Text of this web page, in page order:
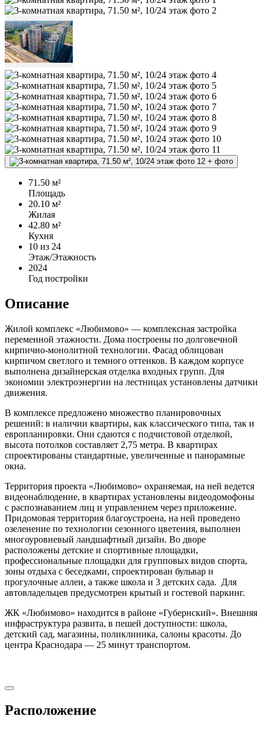
+ фото
71.50 м²
Площадь
20.10 м²
Жилая
42.80 м²
Кухня
10 из 24
Этаж/Этажность
2024
Год постройки
Описание
Жилой комплекс «Любимово» — комплексная застройка
переменной этажности. Дома построены по долговечной
кирпично-монолитной технологии. Фасад облицован
кирпичом светлого и темного оттенков. В каждом корпусе
выполнена дизайнерская отделка входных групп. Для
экономии электроэнергии на лестницах установлены датчики
движения.
В комплексе предложено множество планировочных
решений: в наличии квартиры, как классического типа, так и
европланировки. Они сдаются с подчистовой отделкой,
высота потолков составляет 2,75 метра. В квартирах
спроектированы стандартные, увеличенные и панорамные
окна.
Территория проекта «Любимово» охраняемая, на ней ведется
видеонаблюдение, в квартирах установлены видеодомофоны
с распознаванием лиц и управлением через приложение.
Придомовая территория благоустроена, на ней проведено
озеленение по технологии сезонного цветения, выполнен
многоуровневый ландшафтный дизайн. Во дворе
расположены детские и спортивные площадки,
профессиональные площадки для групповых видов спорта,
зоны отдыха с беседками, спроектирован бульвар и
прогулочные аллеи, а также школа и 3 детских сада. Для
автовладельцев предусмотрен крытый и гостевой паркинг.
ЖК «Любимово» находится в районе «Губернский». Внешняя
инфраструктура развита, в пешей доступности: школа,
детский сад, магазины, поликлиника, салоны красоты. До
центра Краснодара — 25 минут транспортом.
Расположение